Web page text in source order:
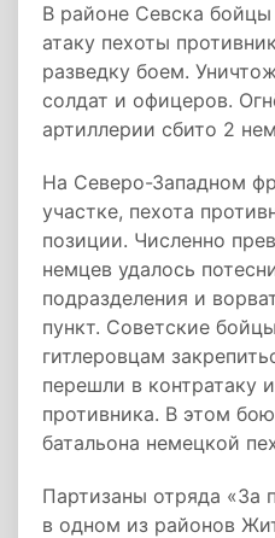
В районе Севска
атаку пехоты
разведку боем.
солдат и офицеров.
артиллерии сбито 2
На Северо-Западном
участке, пехота
позиции. Численно
немцев удалось
подразделения и
пункт. Советские
гитлеровцам
перешли в контратаку
противника. В этом
батальона немецкой
Партизаны отряда «За
в одном из районов